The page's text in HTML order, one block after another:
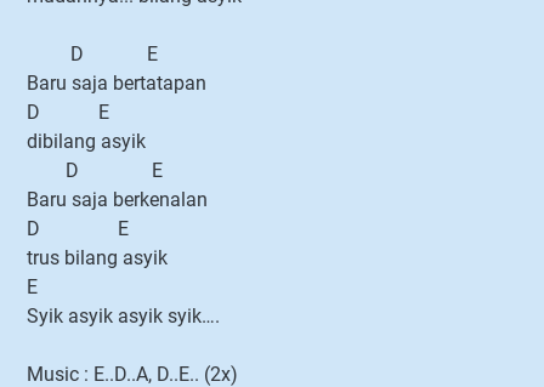
D E
Baru saja bertatapan
D E
dibilang asyik
D E
Baru saja berkenalan
D E
trus bilang asyik
E
Syik asyik asyik syik….
Music : E..D..A, D..E.. (2x)